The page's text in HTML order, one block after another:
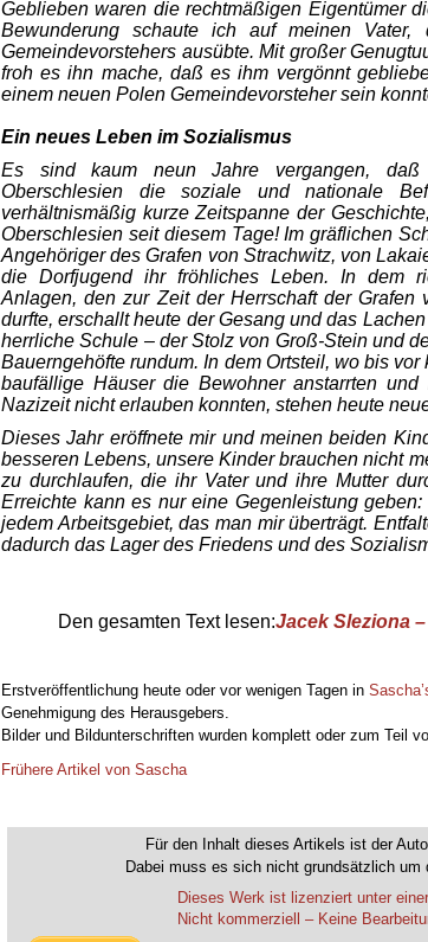
Geblieben waren die rechtmäßigen Eigentümer
Bewunderung schaute ich auf meinen
Gemeindevorstehers ausübte. Mit großer
froh es ihn mache, daß es ihm ver­gönnt
einem neuen Polen Gemeindevorsteher sein
Ein neues Leben im Sozialismus
Es sind kaum neun Jahre vergangen, daß
Oberschlesien die soziale und nationale
verhältnismäßig kurze Zeitspanne der
Oberschlesien seit diesem Tage! Im gräf­lichen
Angehöriger des Grafen von Strachwitz, von
die Dorfjugend ihr fröhliches Leben. In dem
Anlagen, den zur Zeit der Herrschaft der Grafen
durfte, erschallt heute der Gesang und das
herrliche Schule – der Stolz von Groß-Stein und
Bauerngehöfte rundum. In dem Ortsteil, wo bis
baufällige Häuser die Bewohner anstarrten
Nazizeit nicht erlauben konnten, stehen heute
Dieses Jahr eröffnete mir und meinen beiden
besseren Lebens, unsere Kinder brauchen nicht
zu durchlaufen, die ihr Vater und ihre Mutter
Erreichte kann es nur eine Gegenleistung
jedem Arbeitsgebiet, das man mir über­trägt.
dadurch das Lager des Friedens und des
Den gesamten Text lesen:Jacek Sleziona
Erstveröffentlichung heute oder vor wenigen Tagen in
Genehmigung des Herausgebers.
Bilder und Bildunterschriften wurden komplett oder zum Teil
Frühere Artikel von Sascha
Für den Inhalt dieses Artikels ist der
Dabei muss es sich nicht grundsätzlich um
Dieses Werk ist lizenziert unter
Nicht kommerziell – Keine